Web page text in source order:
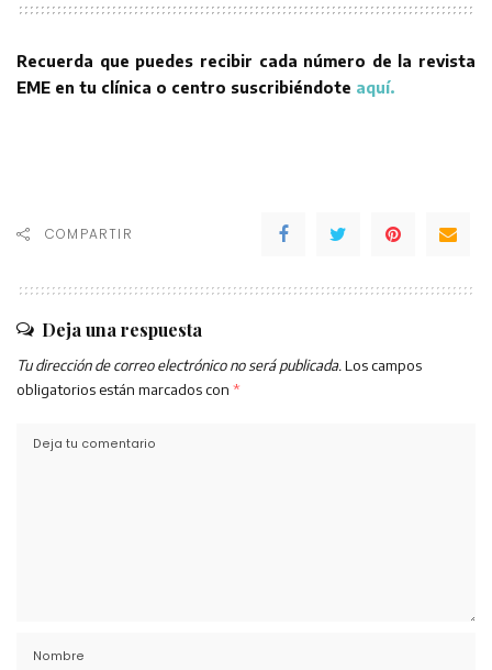
Recuerda que puedes recibir cada número de la revista
EME en tu clínica o centro suscribiéndote aquí.
COMPARTIR
Deja una respuesta
Tu dirección de correo electrónico no será publicada. Los campos
obligatorios están marcados con *